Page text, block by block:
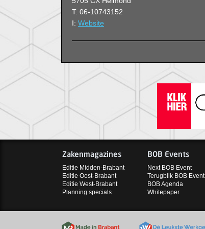
T: 06-10743152
I: Website
Zakenmagazines
Editie Midden-Brabant
Editie Oost-Brabant
Editie West-Brabant
Planning specials
BOB Events
Next BOB Event
Terugblik BOB Event
BOB Agenda
Whitepaper